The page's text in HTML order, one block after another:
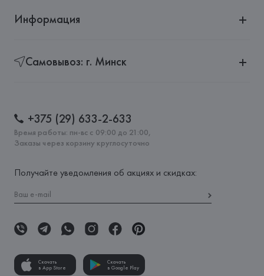
Информация
Самовывоз: г. Минск
+375 (29) 633-2-633
Время работы: пн-вс с 09:00 до 21:00,
Заказы через корзину круглосуточно
Получайте уведомления об акциях и скидках:
Скачать
в App Store
Скачать
в Google Play